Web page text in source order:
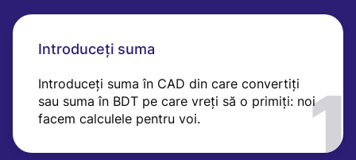
Introduceți suma
Introduceți suma în CAD din care convertiți
sau suma în BDT pe care vreți să o primiți: noi
facem calculele pentru voi.